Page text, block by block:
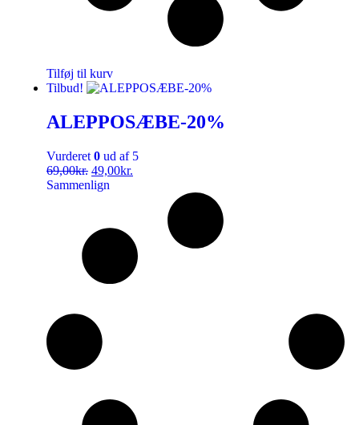
Tilføj til kurv
Tilbud!
ALEPPOSÆBE-20%
Vurderet 0 ud af 5
69,00kr. 49,00kr.
Sammenlign